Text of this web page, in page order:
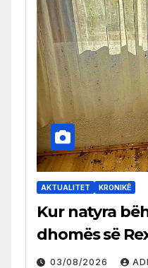
AKTUALITET KRONIKË
Kur natyra
dhomës së
03/08/2026